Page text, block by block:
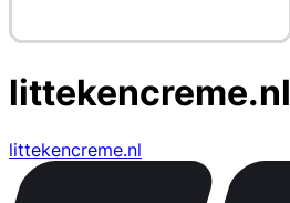
littekencreme.nl
littekencreme.nl